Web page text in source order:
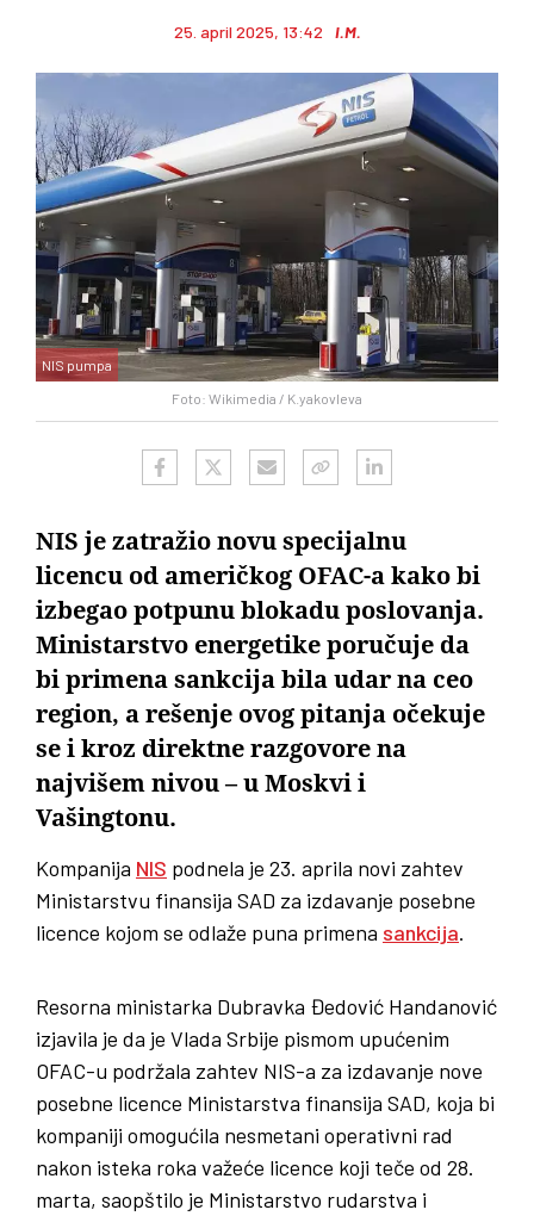
25. april 2025, 13:42 I.M.
Foto: Wikimedia / K.yakovleva
NIS pumpa
NIS je zatražio novu specijalnu
licencu od američkog OFAC-a kako bi
izbegao potpunu blokadu poslovanja.
Ministarstvo energetike poručuje da
bi primena sankcija bila udar na ceo
region, a rešenje ovog pitanja očekuje
se i kroz direktne razgovore na
najvišem nivou – u Moskvi i
Vašingtonu.
Kompanija NIS podnela je 23. aprila novi zahtev
Ministarstvu finansija SAD za izdavanje posebne
licence kojom se odlaže puna primena sankcija.
Resorna ministarka Dubravka Đedović Handanović
izjavila je da je Vlada Srbije pismom upućenim
OFAC-u podržala zahtev NIS-a za izdavanje nove
posebne licence Ministarstva finansija SAD, koja bi
kompaniji omogućila nesmetani operativni rad
nakon isteka roka važeće licence koji teče od 28.
marta, saopštilo je Ministarstvo rudarstva i